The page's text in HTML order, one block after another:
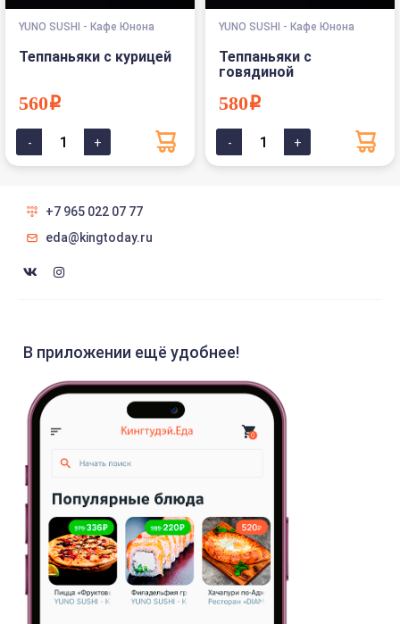
YUNO SUSHI - Кафе Юнона
Теппаньяки с курицей
560i
YUNO SUSHI - Кафе Юнона
Теппаньяки с
говядиной
580i
+7 965 022 07 77
eda@kingtoday.ru
В приложении ещё удобнее!